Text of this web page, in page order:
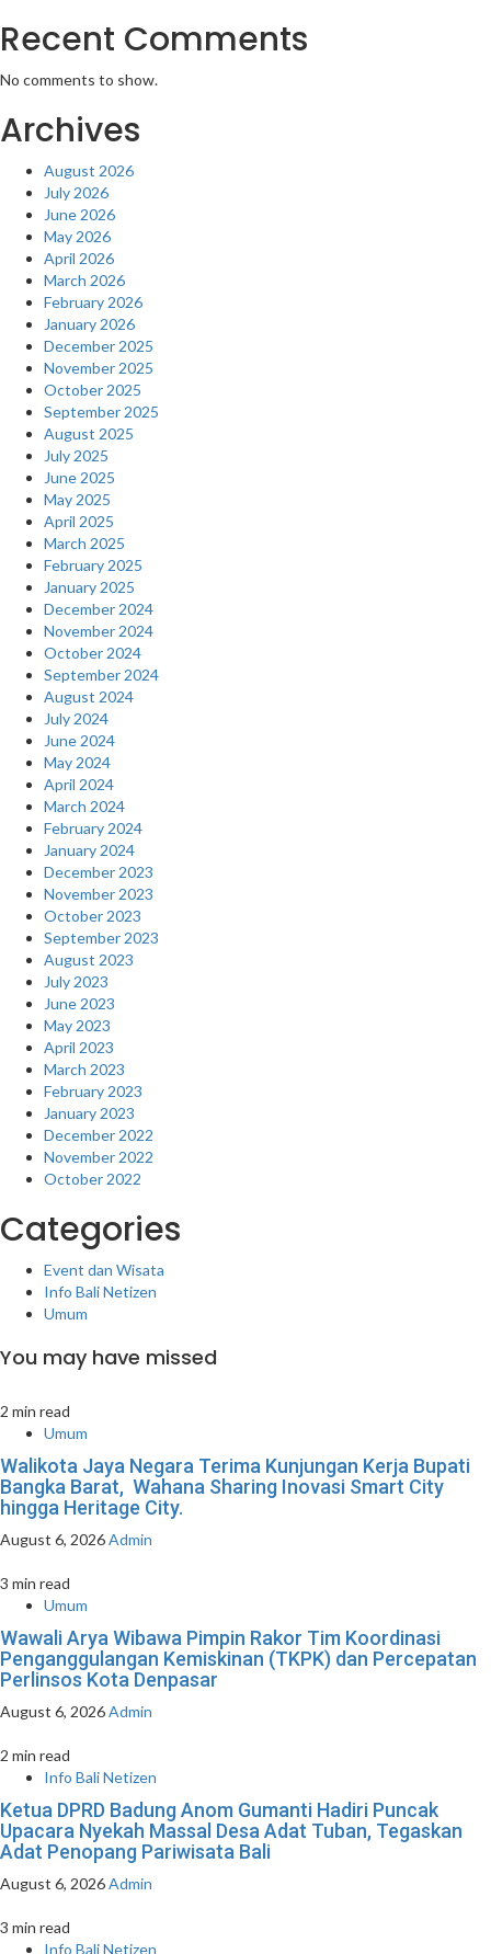
Recent Comments
No comments to show.
Archives
August 2026
July 2026
June 2026
May 2026
April 2026
March 2026
February 2026
January 2026
December 2025
November 2025
October 2025
September 2025
August 2025
July 2025
June 2025
May 2025
April 2025
March 2025
February 2025
January 2025
December 2024
November 2024
October 2024
September 2024
August 2024
July 2024
June 2024
May 2024
April 2024
March 2024
February 2024
January 2024
December 2023
November 2023
October 2023
September 2023
August 2023
July 2023
June 2023
May 2023
April 2023
March 2023
February 2023
January 2023
December 2022
November 2022
October 2022
Categories
Event dan Wisata
Info Bali Netizen
Umum
You may have missed
2 min read
Umum
Walikota Jaya Negara Terima Kunjungan Kerja Bupati
Bangka Barat, Wahana Sharing Inovasi Smart City
hingga Heritage City.
August 6, 2026Admin
3 min read
Umum
Wawali Arya Wibawa Pimpin Rakor Tim Koordinasi
Penganggulangan Kemiskinan (TKPK) dan Percepatan
Perlinsos Kota Denpasar
August 6, 2026Admin
2 min read
Info Bali Netizen
Ketua DPRD Badung Anom Gumanti Hadiri Puncak
Upacara Nyekah Massal Desa Adat Tuban, Tegaskan
Adat Penopang Pariwisata Bali
August 6, 2026Admin
3 min read
Info Bali Netizen